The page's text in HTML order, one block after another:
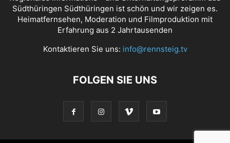
Südthüringen Südthüringen ist schön und wir zeigen es.
Heimatfernsehen, Moderation und Filmproduktion mit
Erfahrung aus 2 Jahrtausenden
Kontaktieren Sie uns: info@rennsteig.tv
FOLGEN SIE UNS